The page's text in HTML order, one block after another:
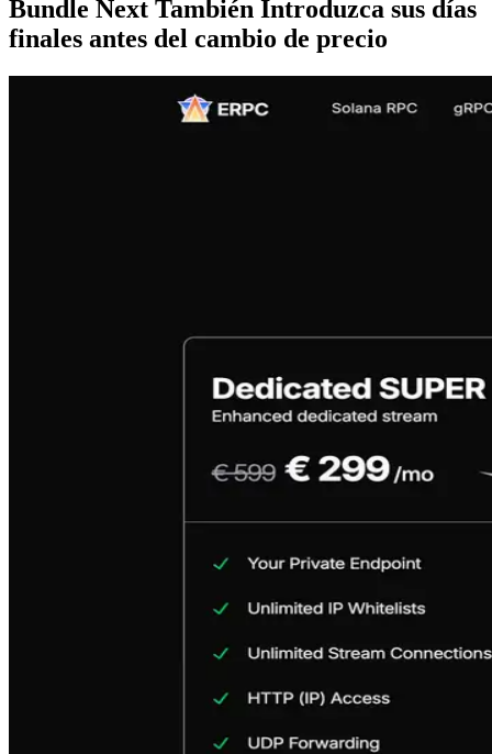
Bundle Next También Introduzca sus días
finales antes del cambio de precio